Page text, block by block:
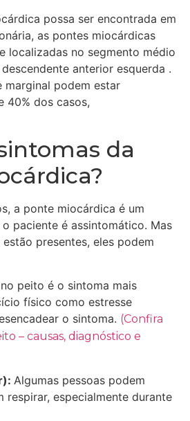
possa ser encontrada em
as pontes miocárdicas
localizadas no segmento médio
anterior esquerda .
marginal podem estar
40% dos casos,
da
a ponte miocárdica é um
paciente é assintomático. Mas
presentes, eles podem
peito é o sintoma mais
físico como estresse
o sintoma. (Confira
– causas, diagnóstico e
Algumas pessoas podem
respirar, especialmente durante